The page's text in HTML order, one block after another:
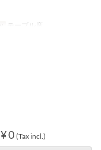
テーブル席
¥ 0 (Tax incl.)